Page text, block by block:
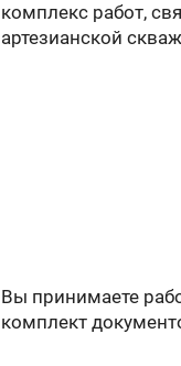
комплекс работ,
артезианской
Вы принимаете
комплект